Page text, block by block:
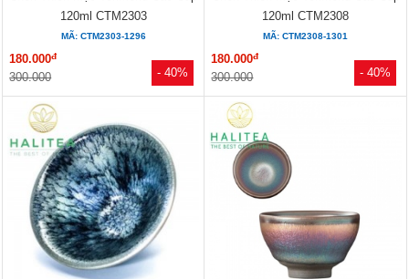
- 40%
120ml CTM2303
MÃ: CTM2303-1296
180.000đ
300.000 - 40%
120ml CTM2308
MÃ: CTM2308-1301
180.000đ
300.000